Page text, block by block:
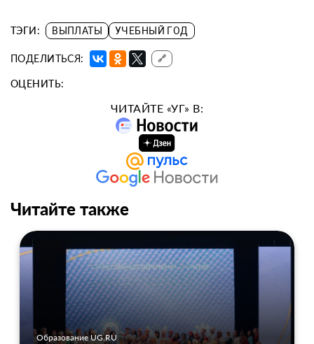
ТЭГИ: ВЫПЛАТЫ УЧЕБНЫЙ ГОД
ПОДЕЛИТЬСЯ: 🔗
ОЦЕНИТЬ:
ЧИТАЙТЕ «УГ» В:
Читайте также
Образование UG.RU